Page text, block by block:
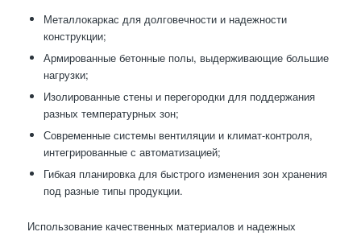
Металлокаркас для долговечности и надежности
конструкции;
Армированные бетонные полы, выдерживающие большие
нагрузки;
Изолированные стены и перегородки для поддержания
разных температурных зон;
Современные системы вентиляции и климат-контроля,
интегрированные с автоматизацией;
Гибкая планировка для быстрого изменения зон хранения
под разные типы продукции.
Использование качественных материалов и надежных